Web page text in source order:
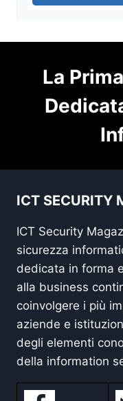
La
ICT SECURITY
ICT Security
sicurezza
dedicata in forma
alla business
coinvolgere i più
aziende e
degli elementi
della information